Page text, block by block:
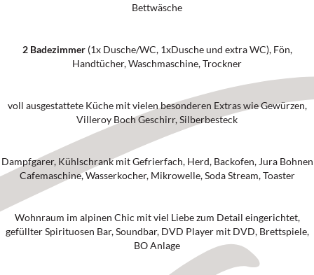
Bettwäsche
2 Badezimmer(1x Dusche/WC, 1xDusche und extra WC), Fön,
Handtücher, Waschmaschine, Trockner
voll ausgestattete Küche mit vielen besonderen Extras wie Gewürzen,
Villeroy Boch Geschirr, Silberbesteck
Dampfgarer, Kühlschrank mit Gefrierfach, Herd, Backofen, Jura Bohnen
Cafemaschine, Wasserkocher, Mikrowelle, Soda Stream, Toaster
Wohnraum im alpinen Chic mit viel Liebe zum Detail eingerichtet,
gefüllter Spirituosen Bar, Soundbar, DVD Player mit DVD, Brettspiele,
BO Anlage